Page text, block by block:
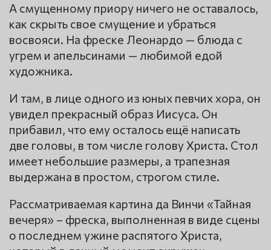
А смущенному приору ничего не оставалось,
как скрыть свое смущение и убраться
восвояси. На фреске Леонардо — блюда с
угрем и апельсинами — любимой едой
художника.
И там, в лице одного из юных певчих хора, он
увидел прекрасный образ Иисуса. Он
прибавил, что ему осталось ещё написать
две головы, в том числе голову Христа. Стол
имеет небольшие размеры, а трапезная
выдержана в простом, строгом стиле.
Рассматриваемая картина да Винчи «Тайная
вечеря» – фреска, выполненная в виде сцены
о последнем ужине распятого Христа,